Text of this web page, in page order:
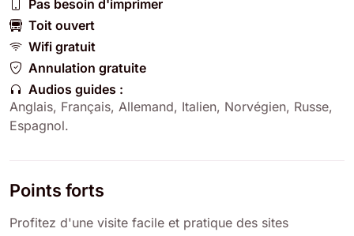
Pas besoin d'imprimer
Toit ouvert
Wifi gratuit
Annulation gratuite
Audios guides :
Anglais, Français, Allemand, Italien, Norvégien, Russe,
Espagnol.
Points forts
Profitez d'une visite facile et pratique des sites